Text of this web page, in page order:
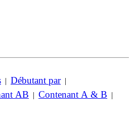
| Débutant par|
AB | Contenant A & B |